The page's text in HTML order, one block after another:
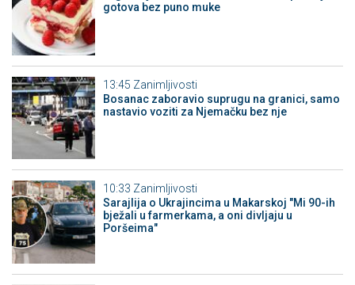
gotova bez puno muke
13:45 Zanimljivosti
Bosanac zaboravio suprugu na granici, samo
nastavio voziti za Njemačku bez nje
10:33 Zanimljivosti
Sarajlija o Ukrajincima u Makarskoj "Mi 90-ih
bježali u farmerkama, a oni divljaju u
Poršeima"